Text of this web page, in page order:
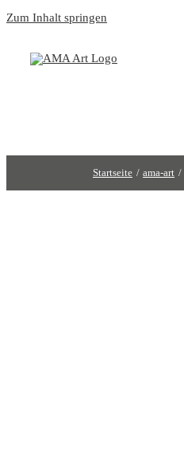
Zum Inhalt springen
Startseite ama-art